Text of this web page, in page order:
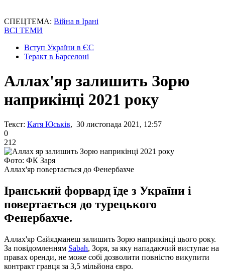
СПЕЦТЕМА: Війна в Ірані
ВСІ ТЕМИ
Вступ України в ЄС
Теракт в Барселоні
Аллах'яр залишить Зорю
наприкінці 2021 року
Текст: Катя Юськів, 30 листопада 2021, 12:57
0
212
Фото: ФК Заря
Аллах'яр повертається до Фенербахче
Іранський форвард їде з України і
повертається до турецького
Фенербахче.
Аллах'яр Сайядманеш залишить Зорю наприкінці цього року.
За повідомленням Sabah, Зоря, за яку нападаючий виступає на
правах оренди, не може собі дозволити повністю викупити
контракт гравця за 3,5 мільйона євро.